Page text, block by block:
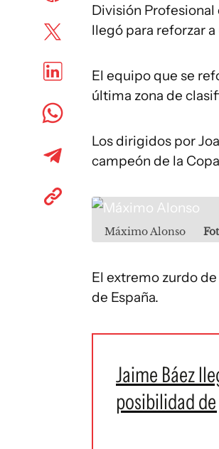
División Profesional
llegó para reforzar
El equipo que se
última zona de
Los dirigidos por
campeón de la
Máximo Alonso
El extremo zurdo
de España.
Jaime Báez
posibilidad